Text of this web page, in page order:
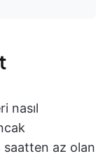
nasıl
saatten az olan